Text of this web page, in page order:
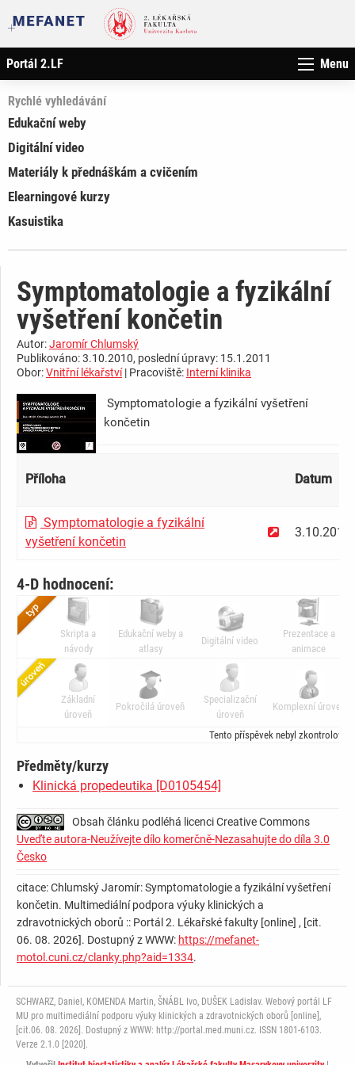
Portál 2.LF Menu
Rychlé vyhledávání
Edukační weby
Digitální video
Materiály k přednáškám a cvičením
Elearningové kurzy
Kasuistika
Symptomatologie a fyzikální
vyšetření končetin
Autor:Jaromír Chlumský
Publikováno: 3.10.2010, poslední úpravy: 15.1.2011
Obor:Vnitřní lékařství| Pracoviště: Interní klinika
Symptomatologie a fyzikální vyšetření
končetin
Příloha Datum
Symptomatologie a fyzikální
vyšetření končetin
3.10.2010
4-D hodnocení:
Skripta a
návody
Edukační weby a
atlasy
Digitální video
Prezentace a
animace
Základní
úroveň
Pokročilá úroveň
Specializační
úroveň
Komplexní úroveň
Tento příspěvek nebyl
Předměty/kurzy
Klinická propedeutika [D0105454]
Obsah článku podléhá licenci Creative Commons
Uveďte autora-Neužívejte dílo komerčně-Nezasahujte do díla 3.0
Česko
citace: Chlumský Jaromír: Symptomatologie a fyzikální vyšetření
končetin. Multimediální podpora výuky klinických a
zdravotnických oborů :: Portál 2. Lékařské fakulty [online] , [cit.
06. 08. 2026]. Dostupný z WWW: https://mefanet-
motol.cuni.cz/clanky.php?aid=1334.
SCHWARZ, Daniel, KOMENDA Martin, ŠNÁBL Ivo, DUŠEK Ladislav. Webový portál LF
MU pro multimediální podporu výuky klinických a zdravotnických oborů [online],
[cit.06. 08. 2026]. Dostupný z WWW: http://portal.med.muni.cz. ISSN 1801-6103.
Verze 2.1.0 [2020].